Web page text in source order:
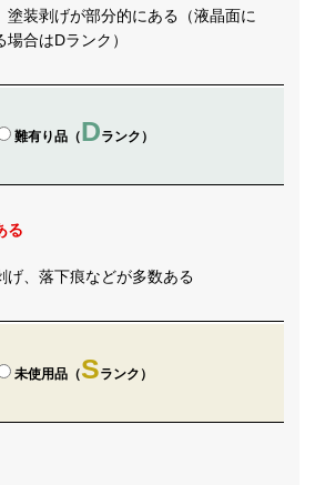
塗装剥げが部分的にある（液晶面に
合はDランク）
難有り品（Dランク）
る
げ、落下痕などが多数ある
未使用品（Sランク）